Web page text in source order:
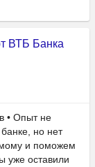
ВТБ Банка
• Опыт не
но нет
и поможем
уже оставили